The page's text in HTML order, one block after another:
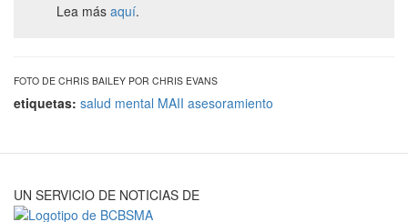
Lea más aquí.
FOTO DE CHRIS BAILEY POR CHRIS EVANS
etiquetas: salud mental MAII asesoramiento
UN SERVICIO DE NOTICIAS DE